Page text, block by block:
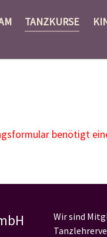
TANZKURSE
benötigt
Wir sind